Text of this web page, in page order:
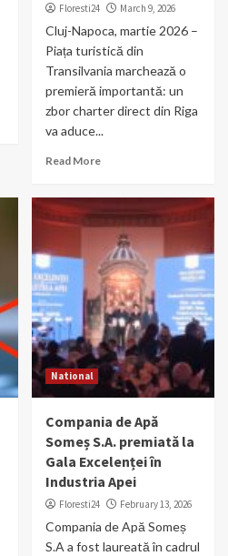
Floresti24 March 9, 2026
Cluj-Napoca, martie 2026 –
Piața turistică din
Transilvania marchează o
premieră importantă: un
zbor charter direct din Riga
va aduce...
Read More
National
Compania de Apă
Someș S.A. premiată la
Gala Excelenței în
Industria Apei
Floresti24 February 13, 2026
Compania de Apă Someș
S.A a fost laureată în cadrul